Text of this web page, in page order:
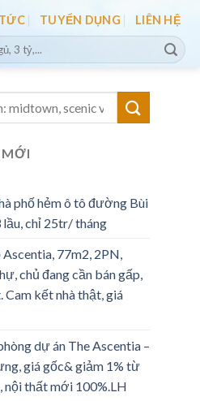
TUYỂN DỤNG LIÊN HỆ
phố hẻm ô tô đường Bùi
lầu, chỉ 25tr/ tháng
Ascentia, 77m2, 2PN,
chủ đang cần bán gấp,
Cam kết nhà thật, giá
dự án The Ascentia –
giá gốc& giảm 1% từ
nội thất mới 100%.LH